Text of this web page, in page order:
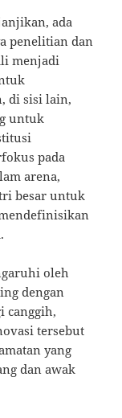
ada
penelitian dan
menjadi
di sisi lain,
untuk
pada
arena,
besar untuk
oleh
dengan
canggih,
tersebut
yang
dan awak